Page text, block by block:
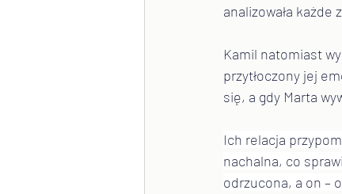
analizowała każde
Kamil natomiast
przytłoczony jej
się, a gdy Marta
Ich relacja
nachalna, co
odrzucona, a on –